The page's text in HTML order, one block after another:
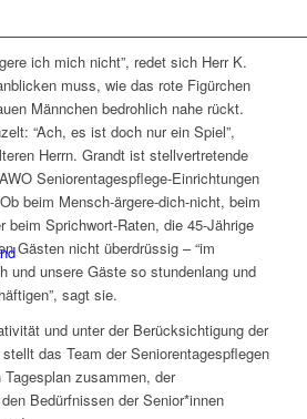
ich mich nicht”, redet sich Herr K.
muss, wie das rote Figürchen
Männchen bedrohlich nahe rückt.
“Ach, es ist doch nur ein Spiel”,
Herrn. Grandt ist stellvertretende
Seniorentagespflege-Einrichtungen
beim Mensch-ärgere-dich-nicht, beim
beim Sprichwort-Raten, die 45-Jährige
Gästen nicht überdrüssig – “im
und unsere Gäste so stundenlang und
sagt sie.
und unter der Berücksichtigung der
das Team der Seniorentagespflegen
zusammen, der
Bedürfnissen der Senior*innen